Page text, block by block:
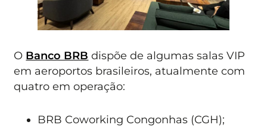
O Banco BRB dispõe de algumas salas VIP
em aeroportos brasileiros, atualmente com
quatro em operação:
BRB Coworking Congonhas (CGH);